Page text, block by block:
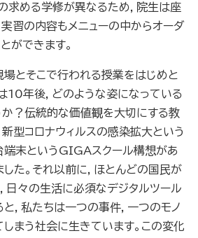
求める学修が異なるため，院生は座
習の内容もメニューの中からオーダ
ができます。
とそこで行われる授業をはじめと
10年後，どのような姿になっている
か？伝統的な価値観を大切にする教
型コロナウィルスの感染拡大という
端末というGIGAスクール構想があ
た。それ以前に，ほとんどの国民が
日々の生活に必須なデジタルツール
，私たちは一つの事件，一つのモノ
まう社会に生きています。この変化